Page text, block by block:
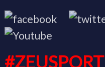
#ZEUSPORT